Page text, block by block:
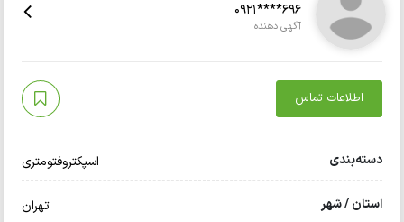
0921****696
آگهی دهنده
اطلاعات تماس
دسته‌بندی اسپکتروفتومتری
استان / شهر تهران